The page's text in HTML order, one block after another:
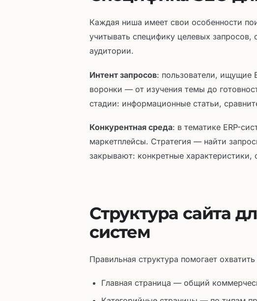
Каждая ниша имеет свои особенности
учитывать специфику целевых
аудитории.
Интент запросов: пользователи, ищущие
воронки — от изучения темы до
стадии: информационные статьи,
Конкурентная среда: в тематике ERP-
маркетплейсы. Стратегия — найти
закрывают: конкретные
Структура сайта
систем
Правильная структура помогает
Главная страница — общий